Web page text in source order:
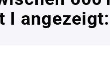
I angezeigt: